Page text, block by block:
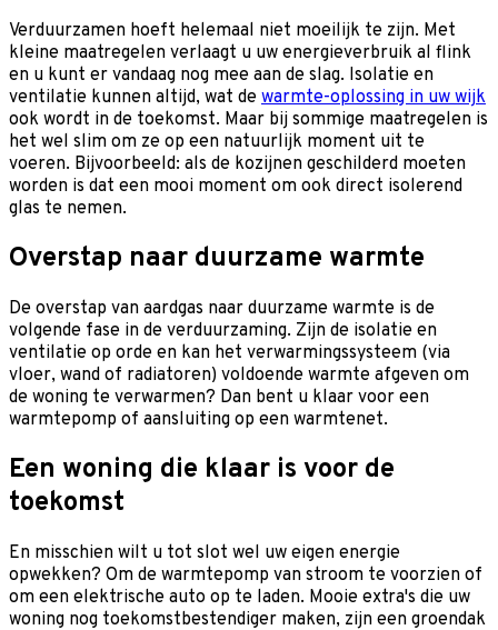
Verduurzamen hoeft helemaal niet moeilijk te zijn. Met
kleine maatregelen verlaagt u uw energieverbruik al flink
en u kunt er vandaag nog mee aan de slag. Isolatie en
ventilatie kunnen altijd, wat de warmte-oplossing in uw wijk
ook wordt in de toekomst. Maar bij sommige maatregelen is
het wel slim om ze op een natuurlijk moment uit te
voeren. Bijvoorbeeld: als de kozijnen geschilderd moeten
worden is dat een mooi moment om ook direct isolerend
glas te nemen.
Overstap naar duurzame warmte
De overstap van aardgas naar duurzame warmte is de
volgende fase in de verduurzaming. Zijn de isolatie en
ventilatie op orde en kan het verwarmingssysteem (via
vloer, wand of radiatoren) voldoende warmte afgeven om
de woning te verwarmen? Dan bent u klaar voor een
warmtepomp of aansluiting op een warmtenet.
Een woning die klaar is voor de
toekomst
En misschien wilt u tot slot wel uw eigen energie
opwekken? Om de warmtepomp van stroom te voorzien of
om een elektrische auto op te laden. Mooie extra's die uw
woning nog toekomstbestendiger maken, zijn een groendak